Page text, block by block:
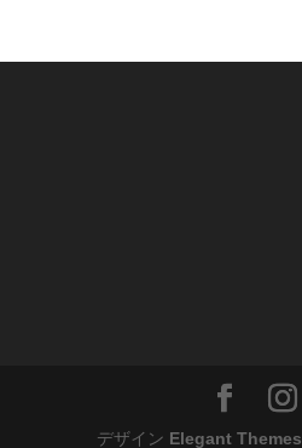
デザイン Elegant Themes